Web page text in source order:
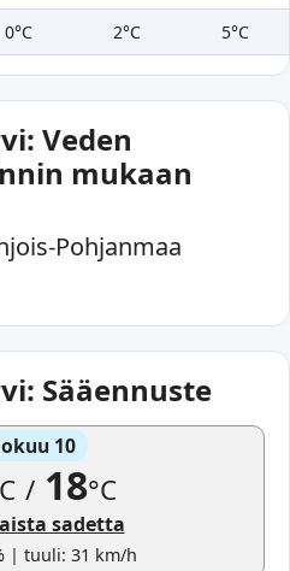
0°C 2°C 5°C
Veden
mukaan
Pohjanmaa
Sääennuste
10
/18°C
sadetta
| tuuli: 31 km/h